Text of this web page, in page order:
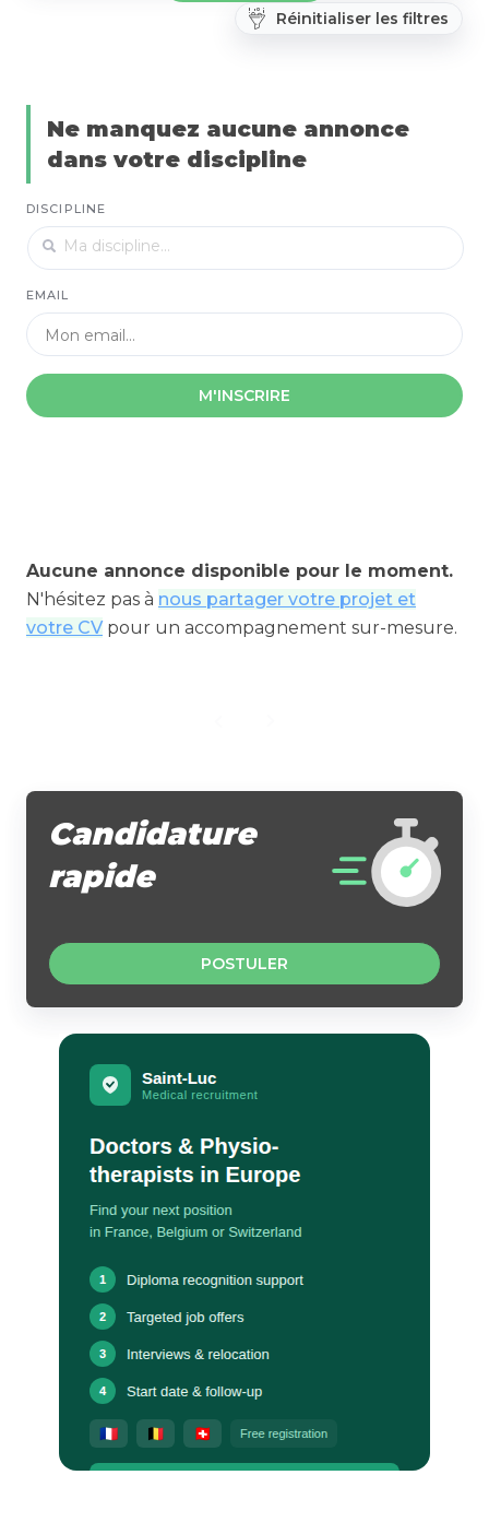
Réinitialiser les filtres
Ne manquez aucune annonce
dans votre discipline
DISCIPLINE
EMAIL
M'INSCRIRE
Aucune annonce disponible pour le moment.
N'hésitez pas à nous partager votre projet et
votre CVpour un accompagnement sur-mesure.
Candidature
rapide
POSTULER